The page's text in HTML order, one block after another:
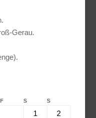
Gerau.
F S S
1
2